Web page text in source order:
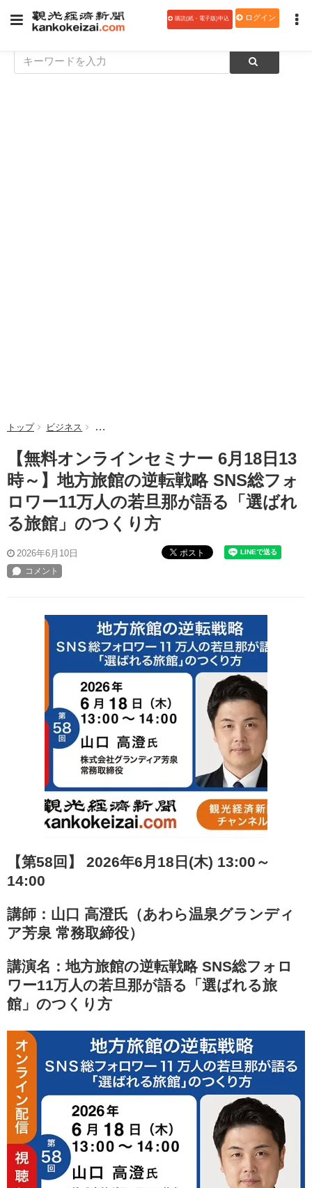
購読(紙・電子版)申込 ログイン
トップ ビジネス 【無料オンラインセミナー 6月18日13時～】地方旅
【無料オンラインセミナー 6月18日13
時～】地方旅館の逆転戦略 SNS総フォ
ロワー11万人の若旦那が語る「選ばれ
る旅館」のつくり方
2026年6月10日 ポスト
【第58回】 2026年6月18日(木) 13:00～
14:00
講師：山口 高澄氏（あわら温泉グランディ
ア芳泉 常務取締役）
講演名：地方旅館の逆転戦略 SNS総フォロ
ワー11万人の若旦那が語る「選ばれる旅
館」のつくり方